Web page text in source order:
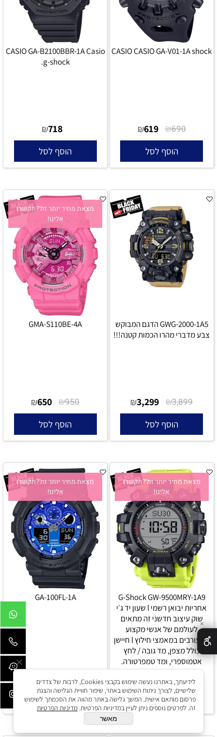
CASIO CASIO GA-V01-1A shock
₪690
₪619
הוסף לסל
CASIO GA-B2100BBR-1A Casio
g-shock.
₪718
הוסף לסל
GWG-2000-1A5 הדגם המבוקש
צבע מדברי מהרו הכמות קטנה!!!
₪3,899
₪3,299
הוסף לסל
מצאת מחיר יותר זול?תקשרו
אלינו!
GMA-S110BE-4A
₪950
₪650
הוסף לסל
מצאת מחיר יותר זול?תקשרו
אלינו!
G-Shock GW-9500MRY-1A9
אחריות יבואן רשמי l שעון יד ג׳י
שוק עיצוב חדשני זה מתאים
לעולמם של אנשי מקצוע
המעורבים במאמצי חילוץ l חיישן
כולל מצפן, מד גובה / לחץ
אטמוספרי, ומד טמפרטורה.
הוסף לסל
מצאת מחיר יותר זול?תקשרו
אלינו!
GA-100FL-1A
הוסף לסל
✕
לידיעתך, באתרנו נעשה שימוש בקבצי Cookies, לרבות של צדדים
שלישיים, לצורך ניתוח השימוש באתר, שיפור חוויית הגלישה והצגת
פרסום מותאם אישית. המשך גלישה באתר מהווה את הסכמתך לשימוש
זה. לפרטים נוספים ניתן לעיין במדיניות הפרטיות. מדיניות הפרטיות
מאשר